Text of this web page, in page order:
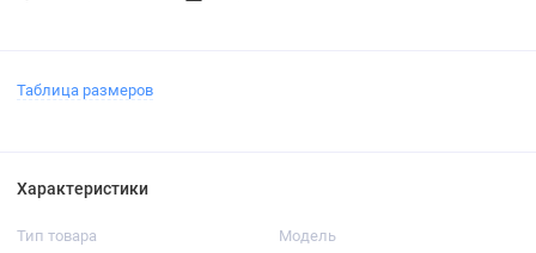
Таблица размеров
Характеристики
Тип товара Модель